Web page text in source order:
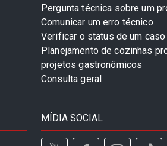
Pergunta técnica sobre um
Comunicar um erro técnico
Verificar o status de um
Planejamento de cozinhas
projetos gastronômicos
Consulta geral
MÍDIA SOCIAL